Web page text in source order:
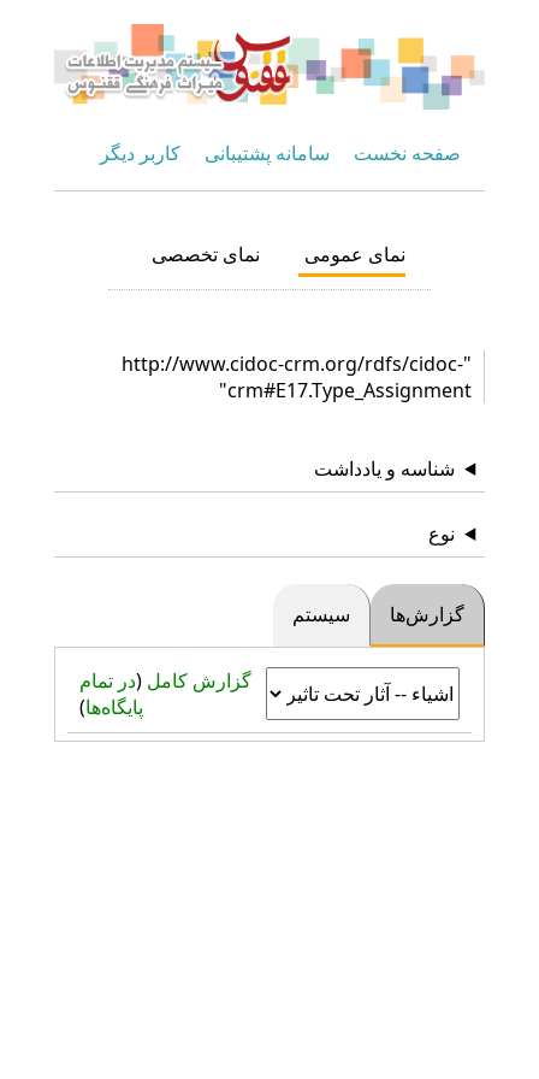
صفحه نخست سامانه پشتیبانی کاربر دیگر
نمای عمومی نمای تخصصی
"http://www.cidoc-crm.org/rdfs/cidoc-
crm#E17.Type_Assignment"
شناسه و یادداشت
نوع
گزارش‌ها سیستم
گزارش کامل (در تمام
پایگاه‌ها)